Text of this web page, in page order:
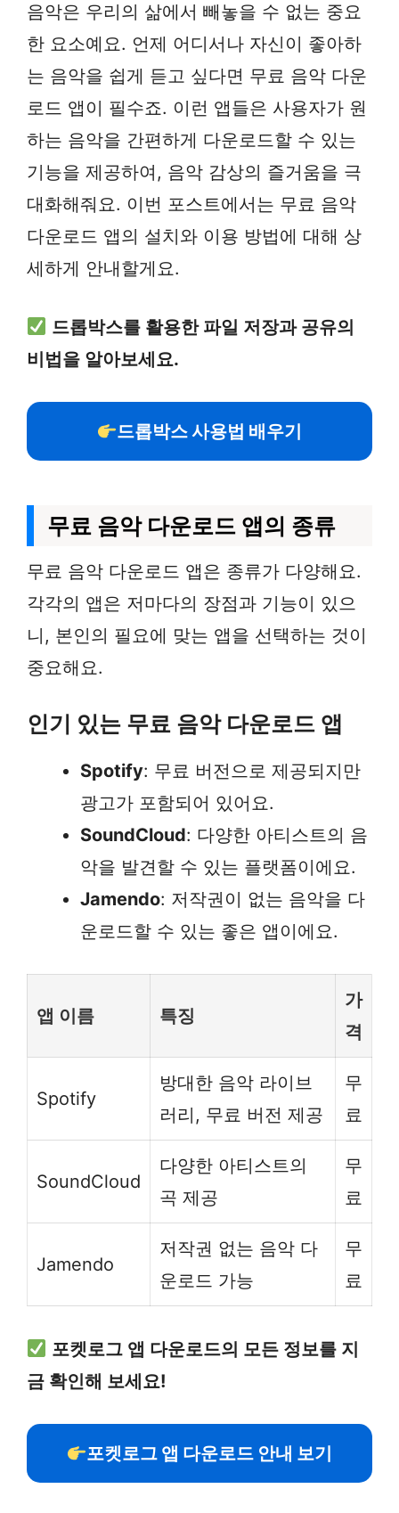
음악은 우리의 삶에서 빼놓을 수 없는 중요
한 요소예요. 언제 어디서나 자신이 좋아하
는 음악을 쉽게 듣고 싶다면 무료 음악 다운
로드 앱이 필수죠. 이런 앱들은 사용자가 원
하는 음악을 간편하게 다운로드할 수 있는
기능을 제공하여, 음악 감상의 즐거움을 극
대화해줘요. 이번 포스트에서는 무료 음악
다운로드 앱의 설치와 이용 방법에 대해 상
세하게 안내할게요.
드롭박스를 활용한 파일 저장과 공유의
비법을 알아보세요.
드롭박스 사용법 배우기
무료 음악 다운로드 앱의 종류
무료 음악 다운로드 앱은 종류가 다양해요.
각각의 앱은 저마다의 장점과 기능이 있으
니, 본인의 필요에 맞는 앱을 선택하는 것이
중요해요.
인기 있는 무료 음악 다운로드 앱
Spotify: 무료 버전으로 제공되지만
광고가 포함되어 있어요.
SoundCloud: 다양한 아티스트의 음
악을 발견할 수 있는 플랫폼이에요.
Jamendo: 저작권이 없는 음악을 다
운로드할 수 있는 좋은 앱이에요.
앱 이름 특징
가
격
Spotify
방대한 음악 라이브
러리, 무료 버전 제공
무
료
SoundCloud
다양한 아티스트의
곡 제공
무
료
Jamendo
저작권 없는 음악 다
운로드 가능
무
료
포켓로그 앱 다운로드의 모든 정보를 지
금 확인해 보세요!
포켓로그 앱 다운로드 안내 보기